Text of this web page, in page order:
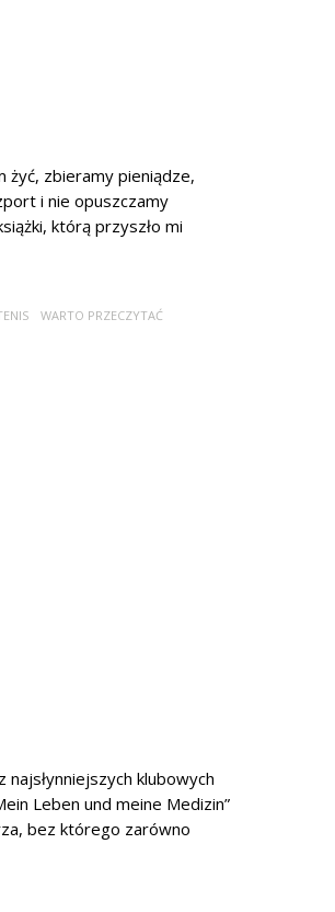
żyć, zbieramy pieniądze,
i nie opuszczamy
którą przyszło mi
WARTO PRZECZYTAĆ
klubowych
Leben und meine Medizin”
bez którego zarówno